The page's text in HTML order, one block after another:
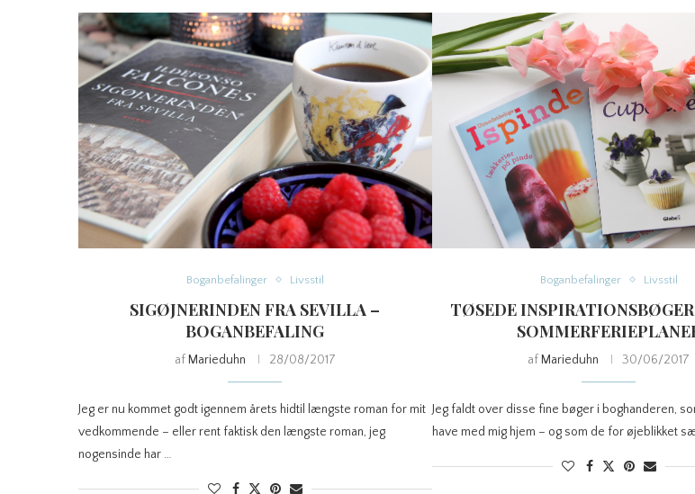
Boganbefalinger Livsstil
SIGØJNERINDEN FRA SEVILLA –
BOGANBEFALING
af Marieduhn 28/08/2017
Jeg er nu kommet godt igennem årets hidtil længste roman for mit
vedkommende – eller rent faktisk den længste roman, jeg
nogensinde har …
Boganbefalinger Livsstil
TØSEDE
af Marieduhn 30/06/2017
Jeg faldt over disse fine bøger i boghanderen,
have med mig hjem – og som de for øjeblikket